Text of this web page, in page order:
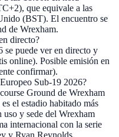
que equivale a las
(BST). El encuentro se
de Wrexham.
directo?
puede ver en directo y
online). Posible emisión en
confirmar).
Sub-19 2026?
Ground de Wrexham
el estadio habitado más
y sede del Wrexham
internacional con la serie
y Ryan Reynolds.